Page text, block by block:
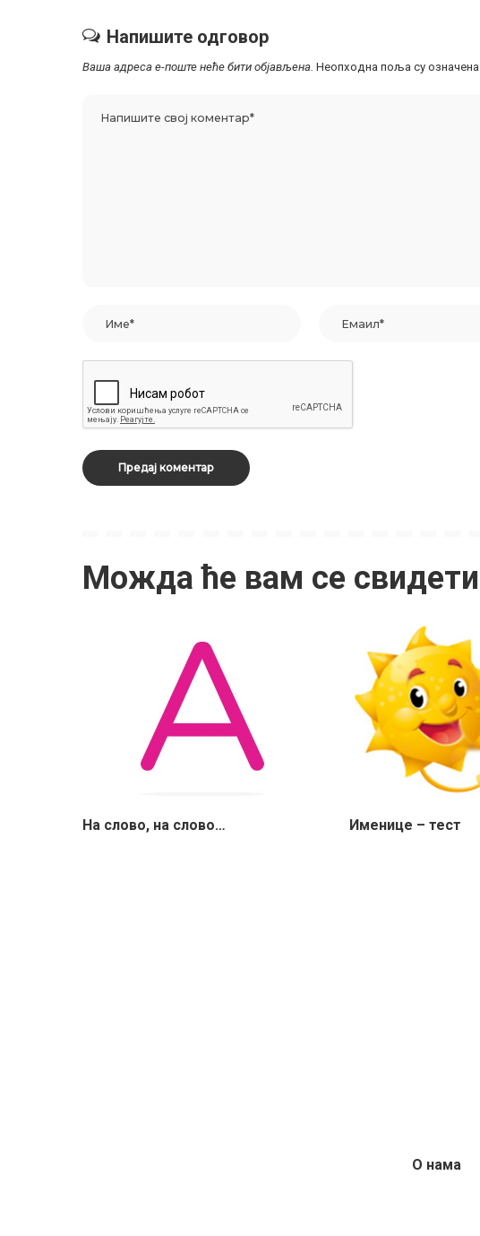
Напишите одговор
Ваша адреса е-поште неће бити објављена. Неопходна поља су означена
Можда ће вам се свидети
На слово, на слово… Именице – тест
О нама